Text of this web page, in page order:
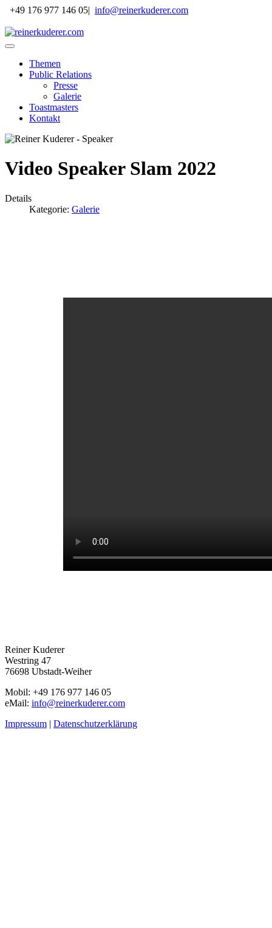
+49 176 977 146 05| info@reinerkuderer.com
Themen
Public Relations
Presse
Galerie
Toastmasters
Kontakt
Video Speaker Slam 2022
Details
Kategorie: Galerie
Reiner Kuderer
Westring 47
76698 Ubstadt-Weiher
Mobil: +49 176 977 146 05
eMail: info@reinerkuderer.com
Impressum | Datenschutzerklärung